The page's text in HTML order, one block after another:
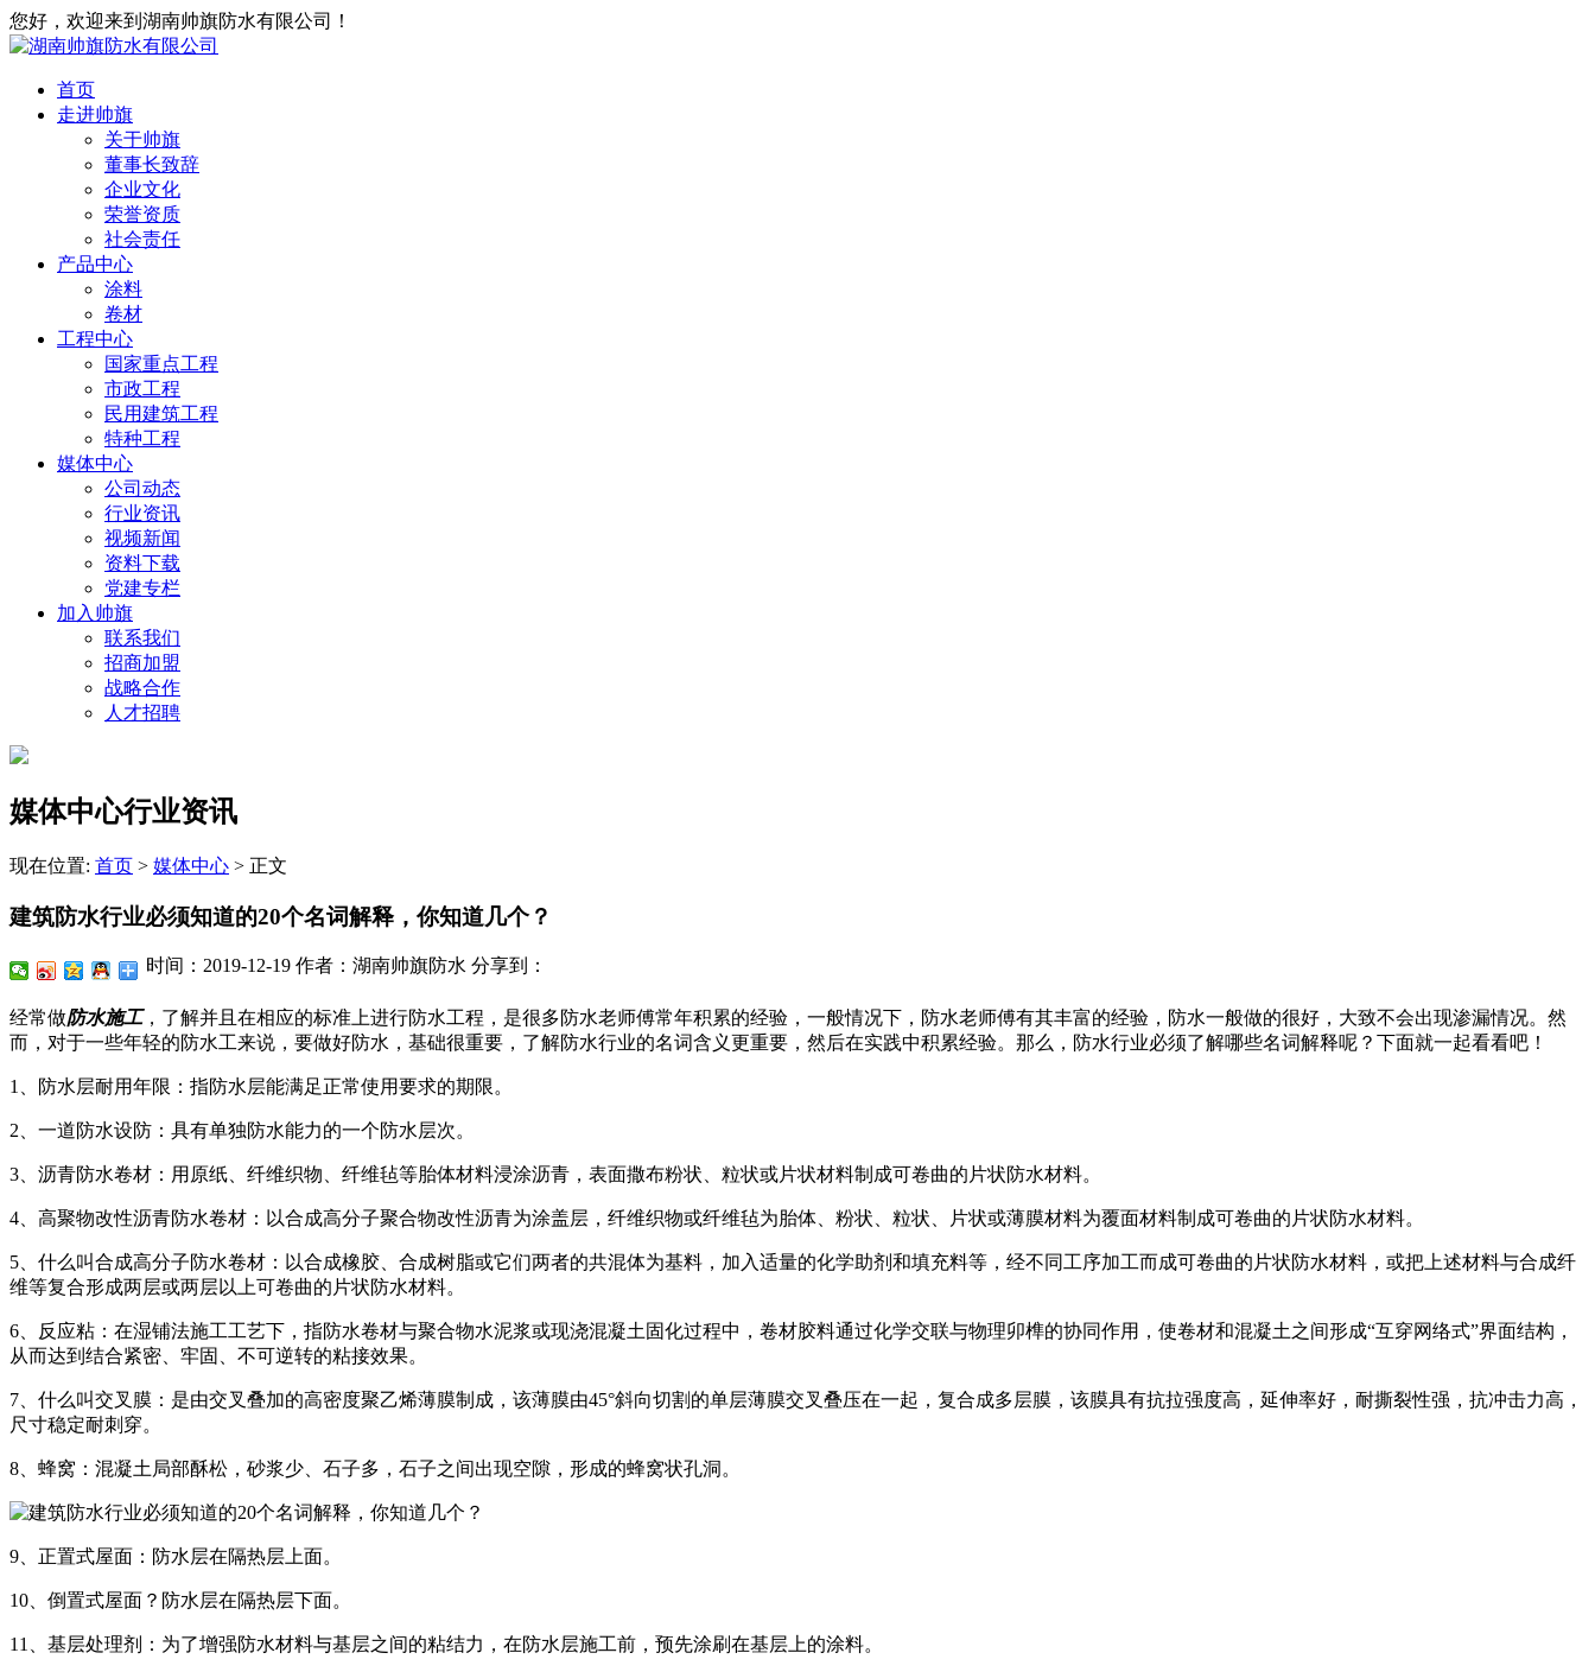
您好，欢迎来到湖南帅旗防水有限公司！
首页
走进帅旗
关于帅旗
董事长致辞
企业文化
荣誉资质
社会责任
产品中心
涂料
卷材
工程中心
国家重点工程
市政工程
民用建筑工程
特种工程
媒体中心
公司动态
行业资讯
视频新闻
资料下载
党建专栏
加入帅旗
联系我们
招商加盟
战略合作
人才招聘
媒体中心行业资讯
现在位置: 首页 > 媒体中心 > 正文
建筑防水行业必须知道的20个名词解释，你知道几个？
时间：2019-12-19 作者：湖南帅旗防水 分享到：
经常做防水施工，了解并且在相应的标准上进行防水工程，是很多防水老师傅常年积累的经验，一般情况下，防水老师傅有其丰富的经验，防水一般做的很好，大致不会出现渗漏情况。然
而，对于一些年轻的防水工来说，要做好防水，基础很重要，了解防水行业的名词含义更重要，然后在实践中积累经验。那么，防水行业必须了解哪些名词解释呢？下面就一起看看吧！
1、防水层耐用年限：指防水层能满足正常使用要求的期限。
2、一道防水设防：具有单独防水能力的一个防水层次。
3、沥青防水卷材：用原纸、纤维织物、纤维毡等胎体材料浸涂沥青，表面撒布粉状、粒状或片状材料制成可卷曲的片状防水材料。
4、高聚物改性沥青防水卷材：以合成高分子聚合物改性沥青为涂盖层，纤维织物或纤维毡为胎体、粉状、粒状、片状或薄膜材料为覆面材料制成可卷曲的片状防水材料。
5、什么叫合成高分子防水卷材：以合成橡胶、合成树脂或它们两者的共混体为基料，加入适量的化学助剂和填充料等，经不同工序加工而成可卷曲的片状防水材料，或把上述材料与合成纤
维等复合形成两层或两层以上可卷曲的片状防水材料。
6、反应粘：在湿铺法施工工艺下，指防水卷材与聚合物水泥浆或现浇混凝土固化过程中，卷材胶料通过化学交联与物理卯榫的协同作用，使卷材和混凝土之间形成“互穿网络式”界面结构，
从而达到结合紧密、牢固、不可逆转的粘接效果。
7、什么叫交叉膜：是由交叉叠加的高密度聚乙烯薄膜制成，该薄膜由45°斜向切割的单层薄膜交叉叠压在一起，复合成多层膜，该膜具有抗拉强度高，延伸率好，耐撕裂性强，抗冲击力高，
尺寸稳定耐刺穿。
8、蜂窝：混凝土局部酥松，砂浆少、石子多，石子之间出现空隙，形成的蜂窝状孔洞。
9、正置式屋面：防水层在隔热层上面。
10、倒置式屋面？防水层在隔热层下面。
11、基层处理剂：为了增强防水材料与基层之间的粘结力，在防水层施工前，预先涂刷在基层上的涂料。